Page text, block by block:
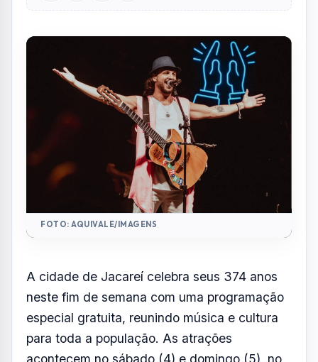
A cidade de Jacareí celebra seus 374 anos
neste fim de semana com uma programação
especial gratuita, reunindo música e cultura
para toda a população. As atrações
acontecem no sábado (4) e domingo (5), no
Parque da Cidade de Jacareí.
Organizada pela Prefeitura de Jacareí e pela
Fundação Cultural de Jacarehy, a
programação reúne artistas locais e nomes
Programação
Sábado – 04 de abril (a partir das 17h)
• 17h00 – Apresentação da Orquestra
Sinfônica Jovem de Jacareí, com